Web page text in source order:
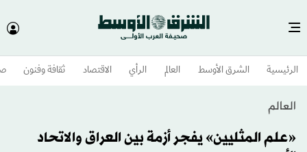
الرئيسية الشرق الأوسط​ العالم الرأي الاقتصاد ثقافة وفنون
العالم
«علم المثليين» يفجر أزمة بين العراق والاتحاد